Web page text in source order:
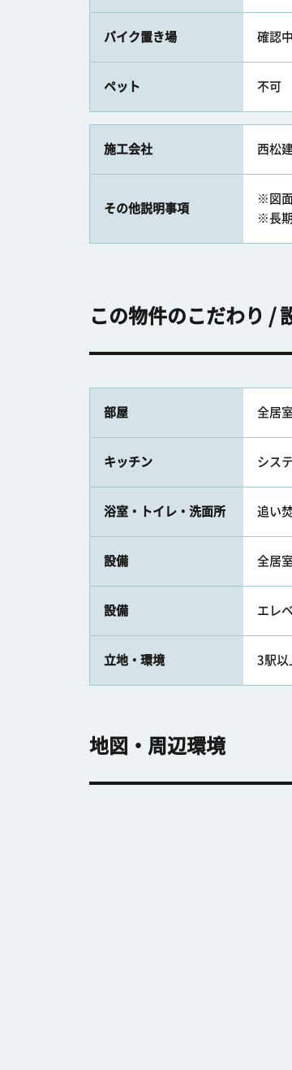
バイク置き場 確認中
ペット 不可
施工会社 西松
その他説明事項
※図
※長
この物件のこだわり /
部屋 全居
キッチン シス
浴室・トイレ・洗面所 追い
設備 全居
設備 エレ
立地・環境 3駅以
地図・周辺環境